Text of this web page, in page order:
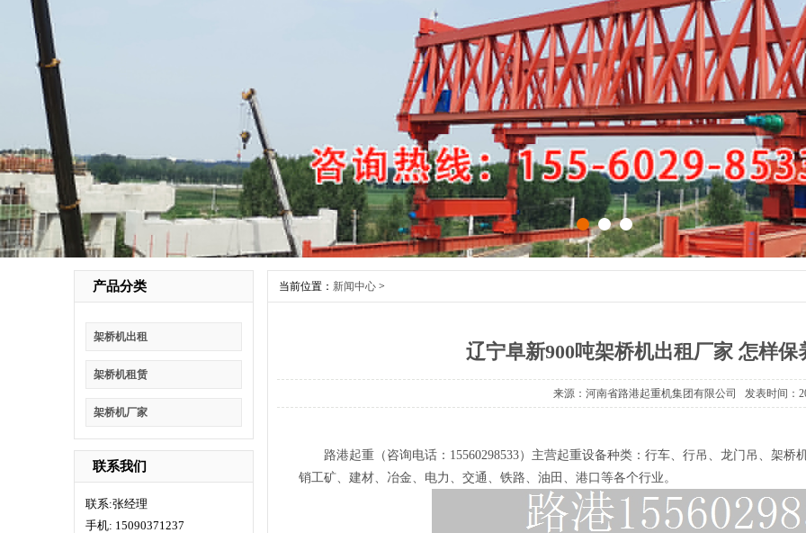
1 2 3
产品分类
架桥机出租
架桥机租赁
架桥机厂家
联系我们
联系:张经理
手机: 15090371237
当前位置： 新闻中心 >
辽宁阜新900吨架桥机出租厂家 怎样保
来源：河南省路港起重机集团有限公司 发表时间：
路港起重（咨询电话：15560298533）主营起重设备种类：行车、行吊、龙门吊、架桥
销工矿、建材、冶金、电力、交通、铁路、油田、港口等各个行业。